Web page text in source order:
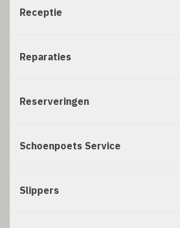
Receptie
Reparaties
Reserveringen
Schoenpoets Service
Slippers